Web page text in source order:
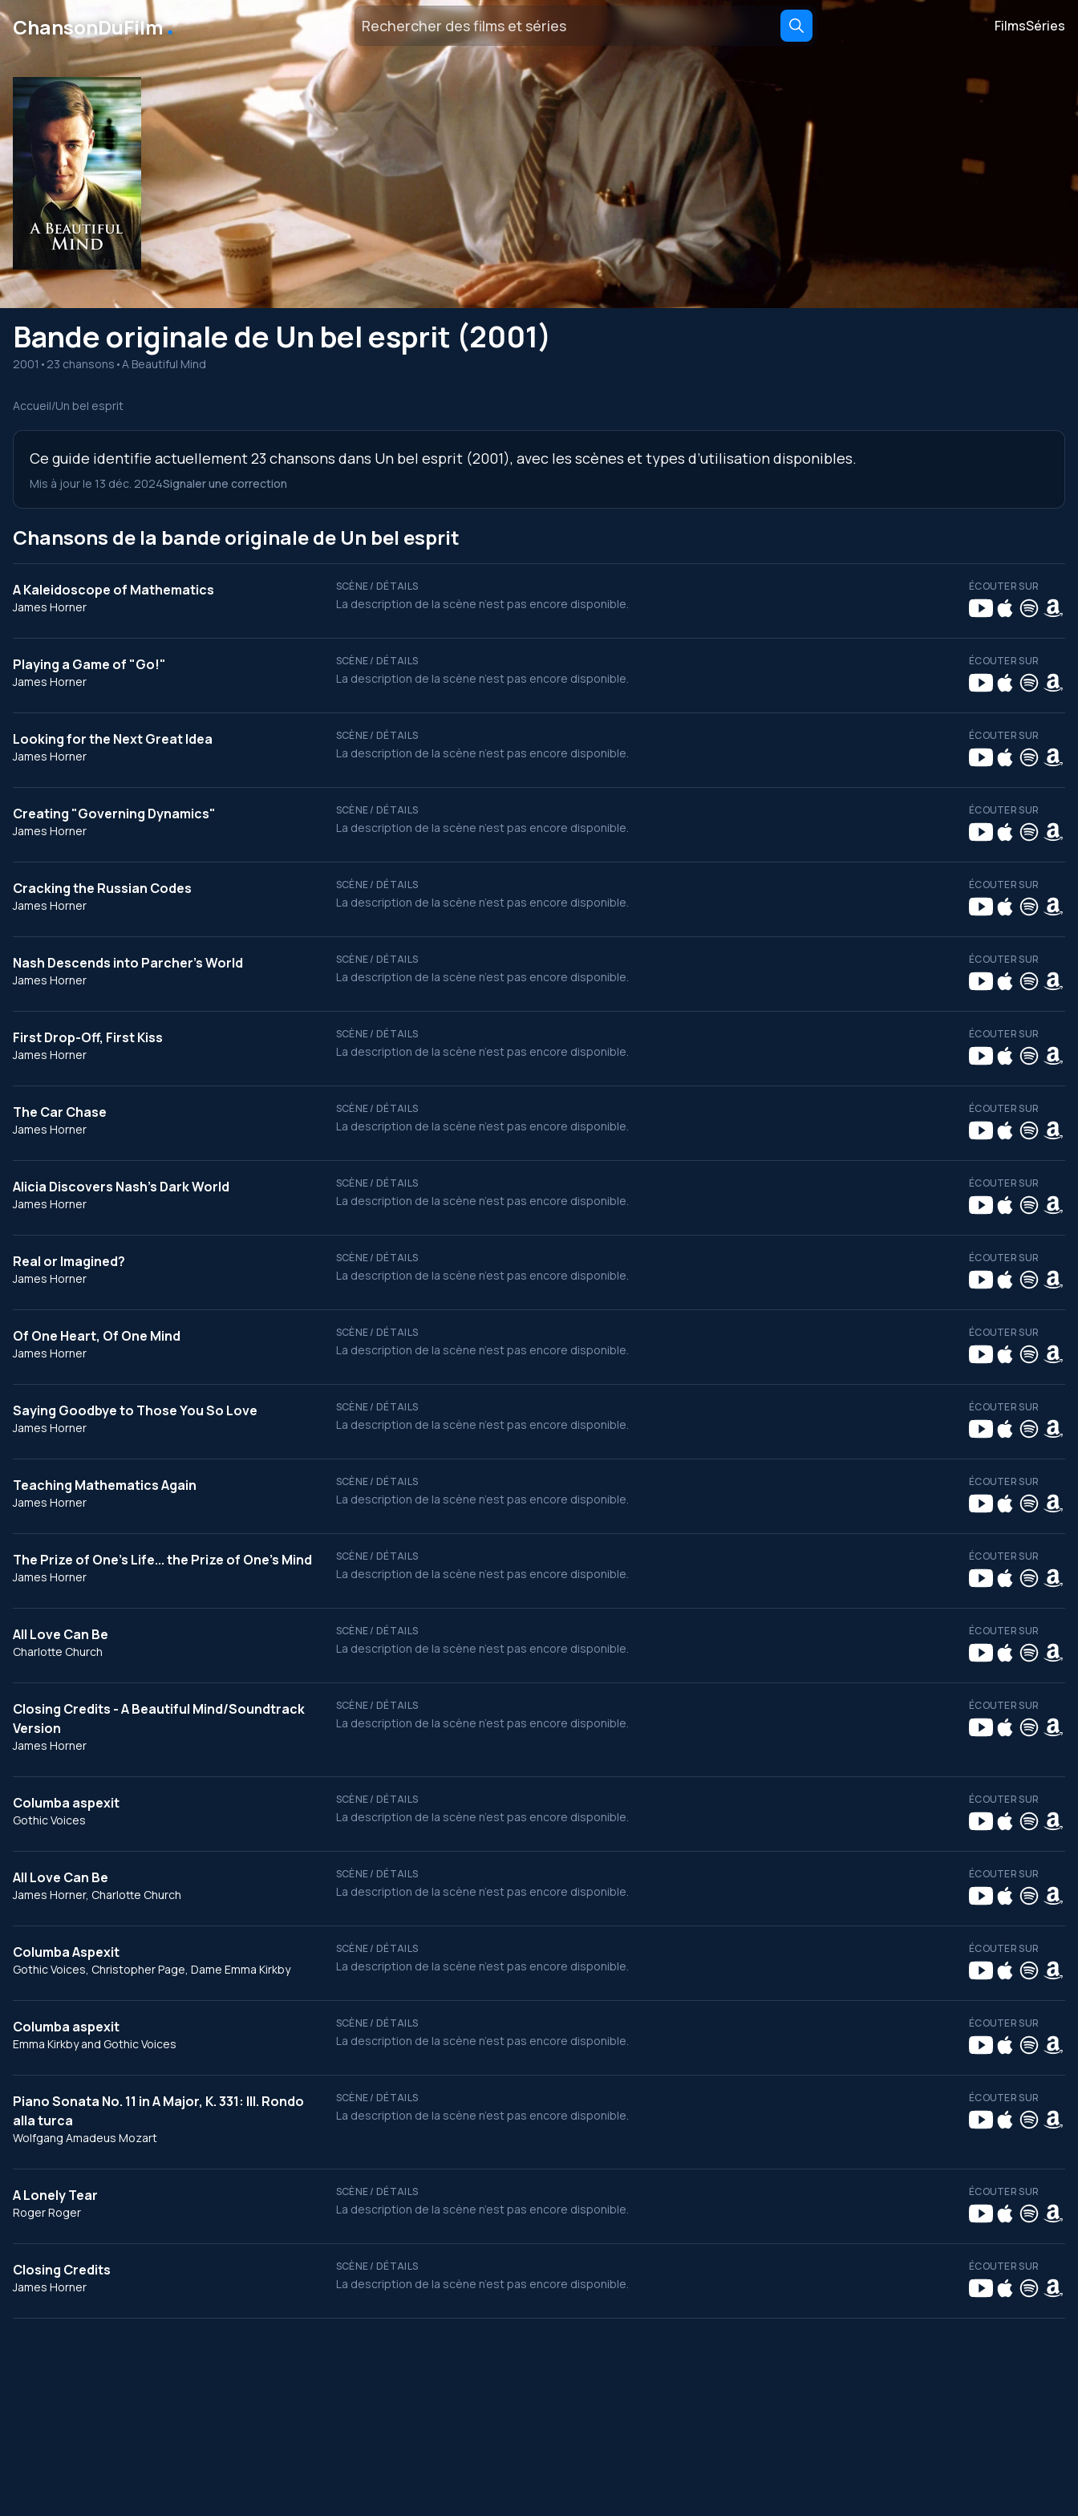
ChansonDuFilm․ FilmsSéries
Bande originale de Un bel esprit (2001)
2001 • 23 chansons •A Beautiful Mind
Accueil/Un bel esprit
Ce guide identifie actuellement 23 chansons dans Un bel esprit (2001), avec les scènes et types d’utilisation disponibles.
Mis à jour le 13 déc. 2024Signaler une correction
Chansons de la bande originale de Un bel esprit
A Kaleidoscope of Mathematics
James Horner
SCÈNE / DÉTAILS
La description de la scène n’est pas encore disponible.
ÉCOUTER SUR
Playing a Game of "Go!"
James Horner
SCÈNE / DÉTAILS
La description de la scène n’est pas encore disponible.
ÉCOUTER SUR
Looking for the Next Great Idea
James Horner
SCÈNE / DÉTAILS
La description de la scène n’est pas encore disponible.
ÉCOUTER SUR
Creating "Governing Dynamics"
James Horner
SCÈNE / DÉTAILS
La description de la scène n’est pas encore disponible.
ÉCOUTER SUR
Cracking the Russian Codes
James Horner
SCÈNE / DÉTAILS
La description de la scène n’est pas encore disponible.
ÉCOUTER SUR
Nash Descends into Parcher's World
James Horner
SCÈNE / DÉTAILS
La description de la scène n’est pas encore disponible.
ÉCOUTER SUR
First Drop-Off, First Kiss
James Horner
SCÈNE / DÉTAILS
La description de la scène n’est pas encore disponible.
ÉCOUTER SUR
The Car Chase
James Horner
SCÈNE / DÉTAILS
La description de la scène n’est pas encore disponible.
ÉCOUTER SUR
Alicia Discovers Nash's Dark World
James Horner
SCÈNE / DÉTAILS
La description de la scène n’est pas encore disponible.
ÉCOUTER SUR
Real or Imagined?
James Horner
SCÈNE / DÉTAILS
La description de la scène n’est pas encore disponible.
ÉCOUTER SUR
Of One Heart, Of One Mind
James Horner
SCÈNE / DÉTAILS
La description de la scène n’est pas encore disponible.
ÉCOUTER SUR
Saying Goodbye to Those You So Love
James Horner
SCÈNE / DÉTAILS
La description de la scène n’est pas encore disponible.
ÉCOUTER SUR
Teaching Mathematics Again
James Horner
SCÈNE / DÉTAILS
La description de la scène n’est pas encore disponible.
ÉCOUTER SUR
The Prize of One's Life... the Prize of One's Mind
James Horner
SCÈNE / DÉTAILS
La description de la scène n’est pas encore disponible.
ÉCOUTER SUR
All Love Can Be
Charlotte Church
SCÈNE / DÉTAILS
La description de la scène n’est pas encore disponible.
ÉCOUTER SUR
Closing Credits - A Beautiful Mind/Soundtrack
Version
James Horner
SCÈNE / DÉTAILS
La description de la scène n’est pas encore disponible.
ÉCOUTER SUR
Columba aspexit
Gothic Voices
SCÈNE / DÉTAILS
La description de la scène n’est pas encore disponible.
ÉCOUTER SUR
All Love Can Be
James Horner, Charlotte Church
SCÈNE / DÉTAILS
La description de la scène n’est pas encore disponible.
ÉCOUTER SUR
Columba Aspexit
Gothic Voices, Christopher Page, Dame Emma Kirkby
SCÈNE / DÉTAILS
La description de la scène n’est pas encore disponible.
ÉCOUTER SUR
Columba aspexit
Emma Kirkby and Gothic Voices
SCÈNE / DÉTAILS
La description de la scène n’est pas encore disponible.
ÉCOUTER SUR
Piano Sonata No. 11 in A Major, K. 331: III. Rondo
alla turca
Wolfgang Amadeus Mozart
SCÈNE / DÉTAILS
La description de la scène n’est pas encore disponible.
ÉCOUTER SUR
A Lonely Tear
Roger Roger
SCÈNE / DÉTAILS
La description de la scène n’est pas encore disponible.
ÉCOUTER SUR
Closing Credits
James Horner
SCÈNE / DÉTAILS
La description de la scène n’est pas encore disponible.
ÉCOUTER SUR